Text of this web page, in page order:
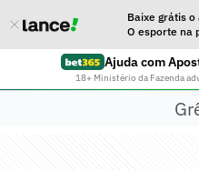
Baixe grátis o
O esporte na
Ajuda com
18+ Ministério da Fazenda